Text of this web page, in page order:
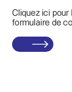
Cliquez ici pour
formulaire de